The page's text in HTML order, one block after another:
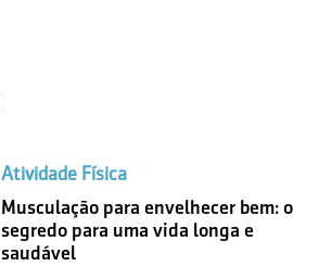
Atividade Física
Musculação para envelhecer bem: o
segredo para uma vida longa e
saudável